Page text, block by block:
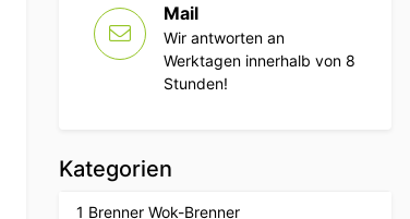
Mail
Wir antworten an
Werktagen innerhalb von 8
Stunden!
Kategorien
1 Brenner Wok-Brenner